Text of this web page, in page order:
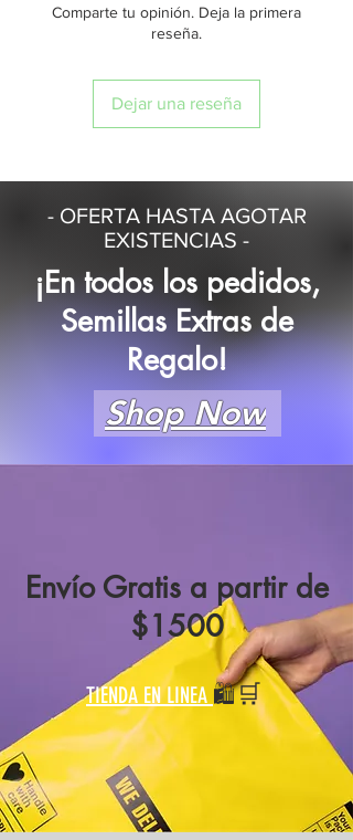
*Entrega de envíos en 24 horas, a
domicilio o sucursal de preferencia
Comparte tu opinión. Deja la primera
reseña.
Dejar una reseña
- OFERTA HASTA AGOTAR
EXISTENCIAS -
¡En todos los pedidos,
Semillas Extras de
Regalo!
Shop Now
Envío Gratis a partir de
$1500
TIENDA EN LINEA 🛍️🛒